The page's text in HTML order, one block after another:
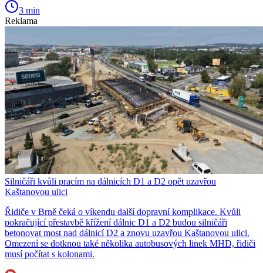
3 min
Reklama
Silničáři kvůli pracím na dálnicích D1 a D2 opět uzavřou
Kaštanovou ulici
Řidiče v Brně čeká o víkendu další dopravní komplikace. Kvůli
pokračující přestavbě křížení dálnic D1 a D2 budou silničáři
betonovat most nad dálnicí D2 a znovu uzavřou Kaštanovou ulici.
Omezení se dotknou také několika autobusových linek MHD, řidiči
musí počítat s kolonami.